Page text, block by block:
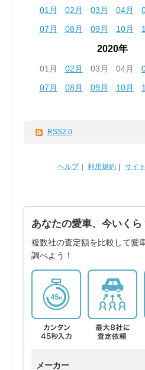
01月 02月 03月 04月
07月
08月 09月 10月
2020年
01月 02月 03月 04月
07月
08月 09月 10月
RSS2.0
ヘルプ｜ 利用規約 サイ
あなたの愛車、今いくら
複数社の査定額を比較して愛
調べよう！
メーカー